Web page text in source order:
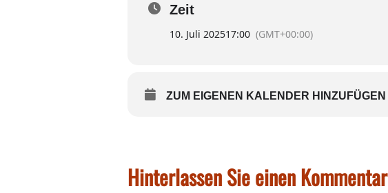
Zeit
10. Juli 202517:00 (GMT+00:00)
ZUM EIGENEN KALENDER HINZUFÜGEN
Hinterlassen Sie einen Kommentar